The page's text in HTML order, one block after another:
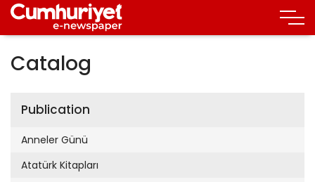
Catalog
Publication
Anneler Günü
Atatürk Kitapları